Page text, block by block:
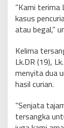
“Kami terima
kasus
atau begal,”
Kelima
Lk.DR (19),
menyita dua
hasil curian.
“Senjata
tersangka